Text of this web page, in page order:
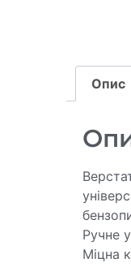
Опис
Ручне
Міцна